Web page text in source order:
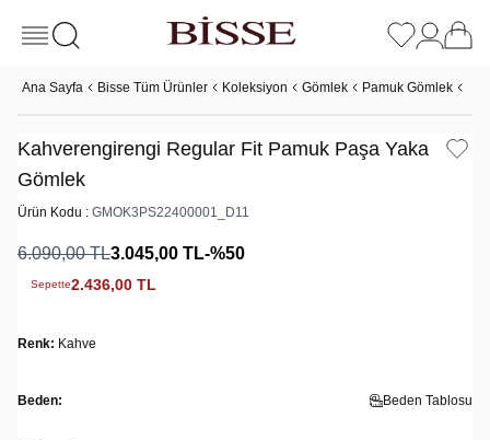
Ana Sayfa Bisse Tüm Ürünler Koleksiyon Gömlek Pamuk Gömlek
Kahverengirengi Regular Fit Pamuk Paşa Yaka
Gömlek
Ürün Kodu : GMOK3PS22400001_D11
6.090,00TL3.045,00 TL-%50
Sepette2.436,00 TL
Renk: Kahve
Beden: Beden Tablosu